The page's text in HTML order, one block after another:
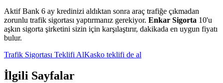
Aktif Bank 6 ay kredinizi aldıktan sonra araç trafiğe çıkmadan
zorunlu trafik sigortası yaptırmanız gerekiyor. Enkar Sigorta 10'u
aşkın sigorta şirketini sizin için karşılaştırır, dakikada en uygun fiyatı
bulur.
Trafik Sigortası Teklifi AlKasko teklifi de al
İlgili Sayfalar